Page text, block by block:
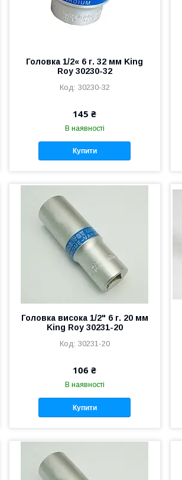
Головка 1/2« 6 г. 32 мм King
Roy 30230-32
30230-32
145 ₴
В наявності
Купити
Головка висока 1/2" 6 г. 20 мм
King Roy 30231-20
30231-20
106 ₴
В наявності
Купити